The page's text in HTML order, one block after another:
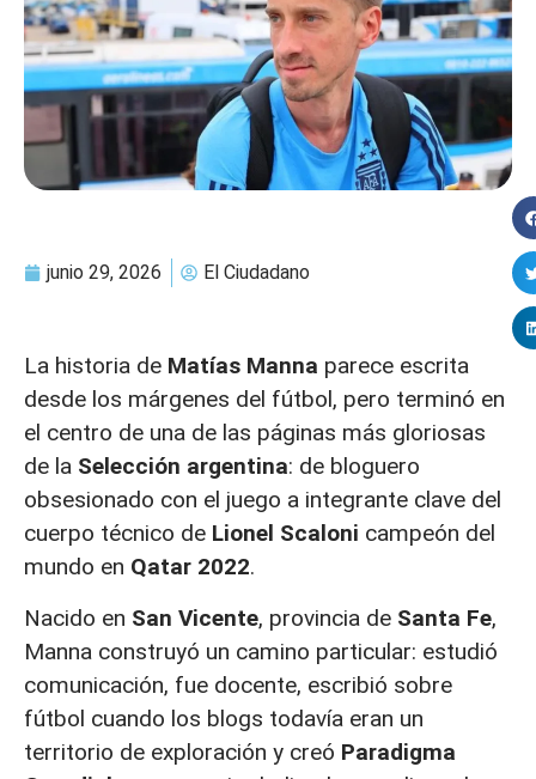
junio 29, 2026 El Ciudadano
La historia de Matías Manna parece escrita
desde los márgenes del fútbol, pero terminó en
el centro de una de las páginas más gloriosas
de la Selección argentina: de bloguero
obsesionado con el juego a integrante clave del
cuerpo técnico de Lionel Scaloni campeón del
mundo en Qatar 2022.
Nacido en San Vicente, provincia de Santa Fe,
Manna construyó un camino particular: estudió
comunicación, fue docente, escribió sobre
fútbol cuando los blogs todavía eran un
territorio de exploración y creó Paradigma